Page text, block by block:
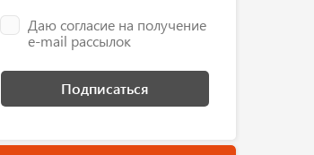
Даю согласие на получение
e-mail рассылок
Подписаться